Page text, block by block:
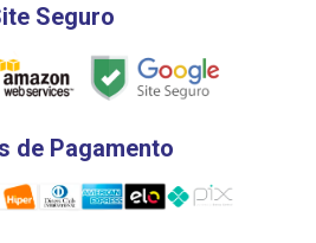
Seguro
de Pagamento